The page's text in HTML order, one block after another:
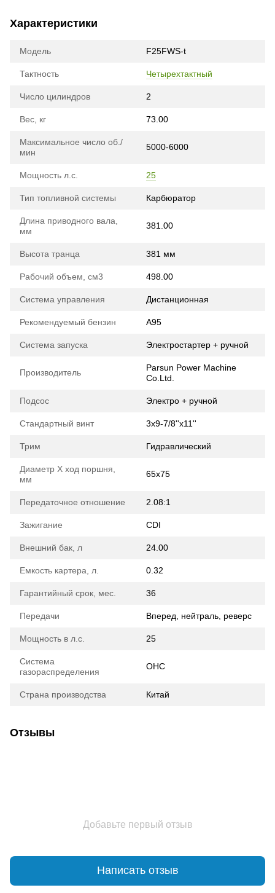
Характеристики
Модель F25FWS-t
Тактность Четырехтактный
Число цилиндров 2
Вес, кг 73.00
Максимальное число об./
мин
5000-6000
Мощность л.с. 25
Тип топливной системы Карбюратор
Длина приводного вала,
мм
381.00
Высота транца 381 мм
Рабочий объем, см3 498.00
Система управления Дистанционная
Рекомендуемый бензин А95
Система запуска Электростартер + ручной
Производитель
Parsun Power Machine
Co.Ltd.
Подсос Электро + ручной
Стандартный винт 3x9-7/8''x11''
Трим Гидравлический
Диаметр Х ход поршня,
мм
65x75
Передаточное отношение 2.08:1
Зажигание CDI
Внешний бак, л 24.00
Емкость картера, л. 0.32
Гарантийный срок, мес. 36
Передачи Вперед, нейтраль, реверс
Мощность в л.с. 25
Система
газораспределения
OHC
Страна производства Китай
Отзывы
Добавьте первый отзыв
Написать отзыв